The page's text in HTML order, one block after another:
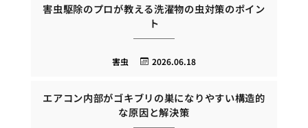
害虫駆除のプロが教える洗濯物の虫対策のポイン
ト
2026.06.18
害虫
エアコン内部がゴキブリの巣になりやすい構造的
な原因と解決策